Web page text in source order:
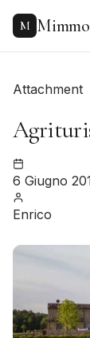
content
M
Attachment
6 Giugno
Enrico